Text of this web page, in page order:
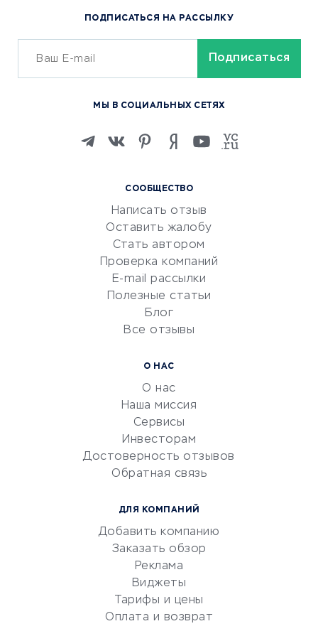
Сервисы доставки
ОБУЧЕНИЕ И РАБОТА
Изучение иностранных
Маркетинг и продажи
Репетиторство
Красота и здоровье
Сервисы по поиску работы
Сетевой маркетинг
УСЛУГИ ДЛЯ БИЗНЕСА
документооборот
Юридические компании
Бухгалтерия онлайн
СООБЩЕСТВО
Написать отзыв
Оставить жалобу
Стать автором
Проверка компаний
E-mail рассылки
Полезные статьи
Блог
Все отзывы
О НАС
О нас
Наша миссия
Сервисы
Инвесторам
Достоверность отзывов
Обратная связь
ДЛЯ КОМПАНИЙ
Добавить компанию
Заказать обзор
Реклама
Виджеты
Тарифы и цены
Оплата и возврат
ПОДПИСАТЬСЯ НА РАССЫЛКУ
МЫ В СОЦИАЛЬНЫХ СЕТЯХ